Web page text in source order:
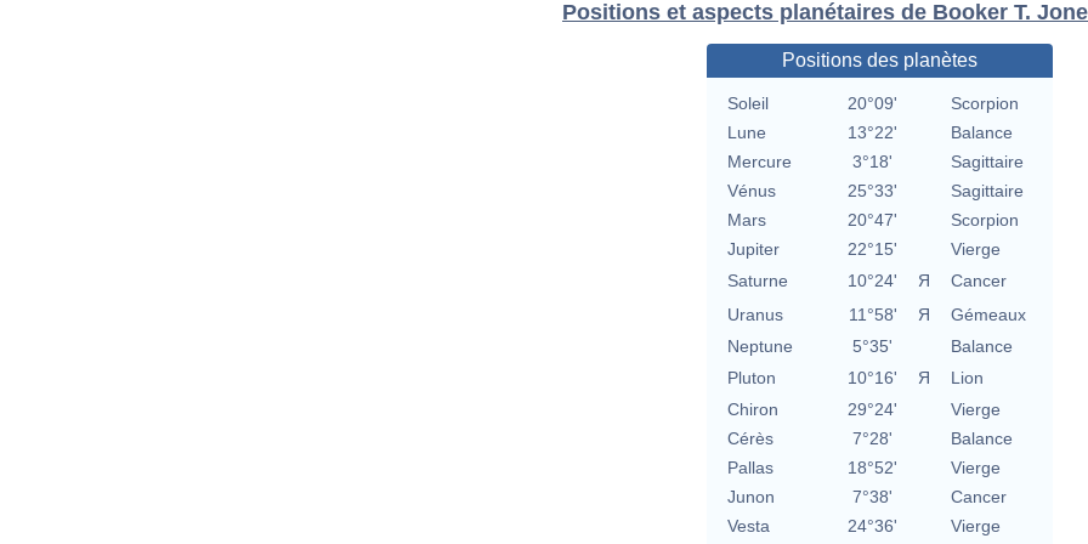
Positions et aspects planétaires de Booker T.
Positions des planètes
Soleil 20°09'
Scorpion
Lune
13°22'
Balance
Mercure
3°18'
Sagittaire
Vénus
25°33'
Sagittaire
Mars
20°47'
Scorpion
Jupiter
22°15'
Vierge
Saturne
10°24' Я
Cancer
Uranus
11°58' Я
Gémeaux
Neptune
5°35'
Balance
Pluton
10°16' Я
Lion
Chiron
29°24'
Vierge
Cérès
7°28'
Balance
Pallas
18°52'
Vierge
Junon
7°38'
Cancer
Vesta
24°36' Vierge